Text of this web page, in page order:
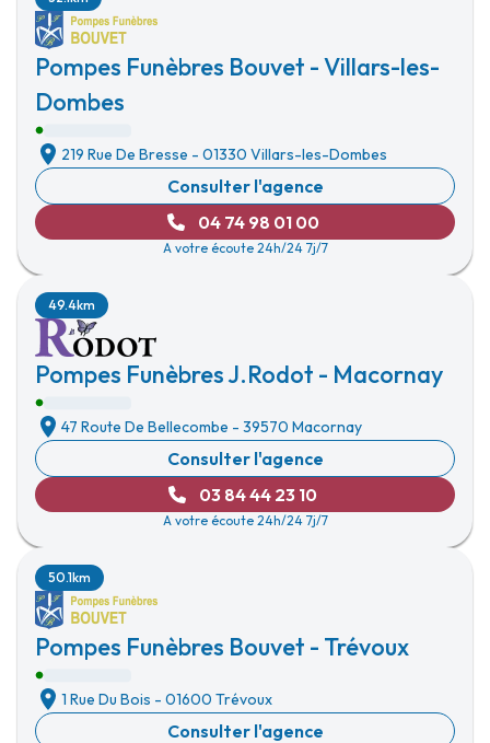
Pompes Funèbres Bouvet - Villars-les-
Dombes
219 Rue De Bresse - 01330 Villars-les-Dombes
Consulter l'agence
04 74 98 01 00
A votre écoute 24h/24 7j/7
Pompes Funèbres J.Rodot - Macornay
49.4km
47 Route De Bellecombe - 39570 Macornay
Consulter l'agence
03 84 44 23 10
A votre écoute 24h/24 7j/7
Pompes Funèbres Bouvet - Trévoux
50.1km
1 Rue Du Bois - 01600 Trévoux
Consulter l'agence